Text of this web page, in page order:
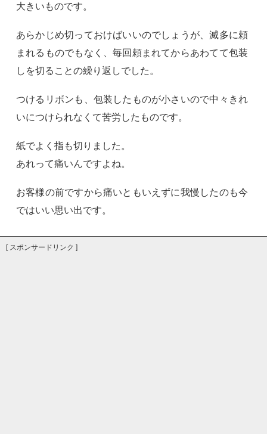
大きいものです。
あらかじめ切っておけばいいのでしょうが、滅多に頼
まれるものでもなく、毎回頼まれてからあわてて包装
しを切ることの繰り返しでした。
つけるリボンも、包装したものが小さいので中々きれ
いにつけられなくて苦労したものです。
紙でよく指も切りました。
あれって痛いんですよね。
お客様の前ですから痛いともいえずに我慢したのも今
ではいい思い出です。
[ スポンサードリンク ]